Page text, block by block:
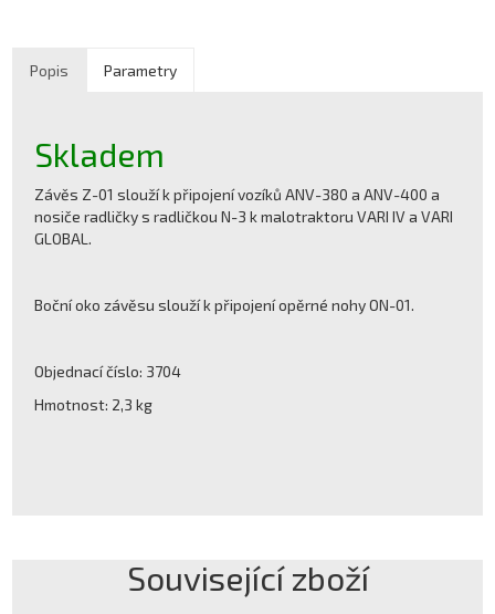
Popis Parametry
Skladem
Závěs Z-01 slouží k připojení vozíků ANV-380 a ANV-400 a
nosiče radličky s radličkou N-3 k malotraktoru VARI IV a VARI
GLOBAL.
Boční oko závěsu slouží k připojení opěrné nohy ON-01.
Objednací číslo: 3704
Hmotnost: 2,3 kg
Související zboží